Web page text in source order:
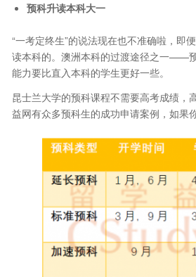
预科升读本科大一
“一考定终生”的说法现在也不准确啦，即
读本科的。澳洲本科的过渡途径之一——
能力要比直入本科的学生更好一些。
昆士兰大学的预科课程不需要高考成绩，
益网有众多预科生的成功申请案例，如果